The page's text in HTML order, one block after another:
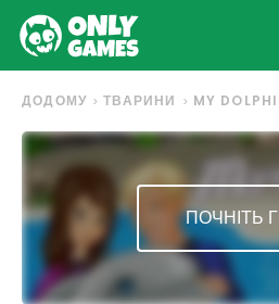
ДОДОМУ ТВАРИНИ MY
ПОЧНІТЬ